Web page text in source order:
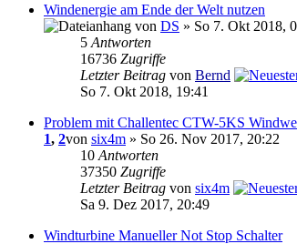
Windenergie am Ende der Welt nutzen
von DS » So 7. Okt 2018,
5 Antworten
16736 Zugriffe
Letzter Beitrag von Bernd
So 7. Okt 2018, 19:41
Problem mit Challentec CTW-5KS
1, 2von six4m » So 26. Nov 2017, 20:22
10 Antworten
37350 Zugriffe
Letzter Beitrag von six4m
Sa 9. Dez 2017, 20:49
Windturbine Manueller Not Stop Schalter